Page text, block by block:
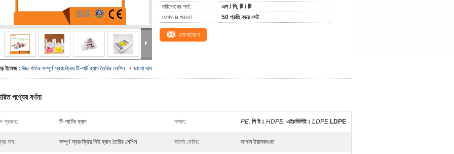
ইমেজ : উচ্চ গতির সম্পূর্ণ স্বয়ংক্রিয় টি-শার্ট ব্যাগ তৈরির মেশিন ভালো দাম
পরিশোধের শর্ত:
এল / সি, টি / টি
যোগানের ক্ষমতা:
50 প্রতি বছর সেট
যোগাযোগ
পণ্যের বর্ণনা
প্রকার: টি-শার্টের ব্যাগ পাদান: PE. পি ই। HDPE. এইচডিপিই। LDPE LDPE
নাম: সম্পূর্ণ স্বয়ংক্রিয় পিই ব্যাগ তৈরির মেশিন সার্ভো মোটর: জাপান ইয়াসকাওয়া